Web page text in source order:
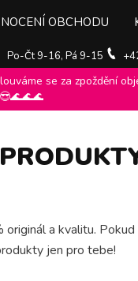
Po-Čt 9-16, Pá 9-15
OBCHODU
se za zpoždění
a kvalitu.
jen pro tebe!